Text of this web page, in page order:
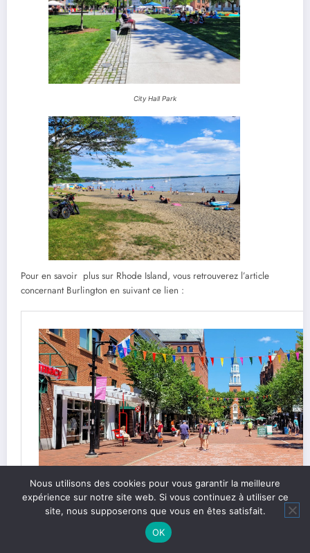
City Hall Park
Pour en savoir plus sur Rhode Island, vous retrouverez l’article
concernant Burlington en suivant ce lien :
Nous utilisons des cookies pour vous garantir la meilleure
expérience sur notre site web. Si vous continuez à utiliser ce
site, nous supposerons que vous en êtes satisfait.
OK